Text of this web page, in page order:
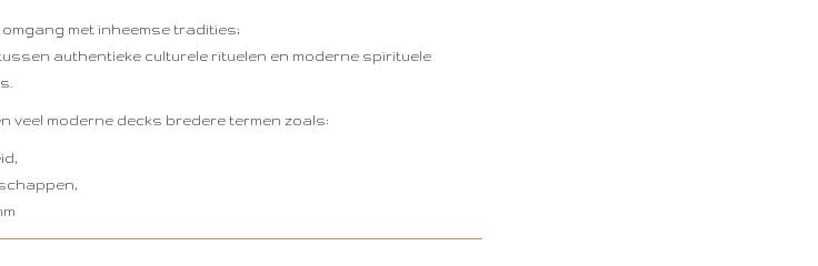
met inheemse tradities;
authentieke culturele rituelen en moderne spirituele
veel moderne decks bredere termen zoals: